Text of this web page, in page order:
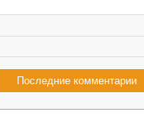
Последние комментарии